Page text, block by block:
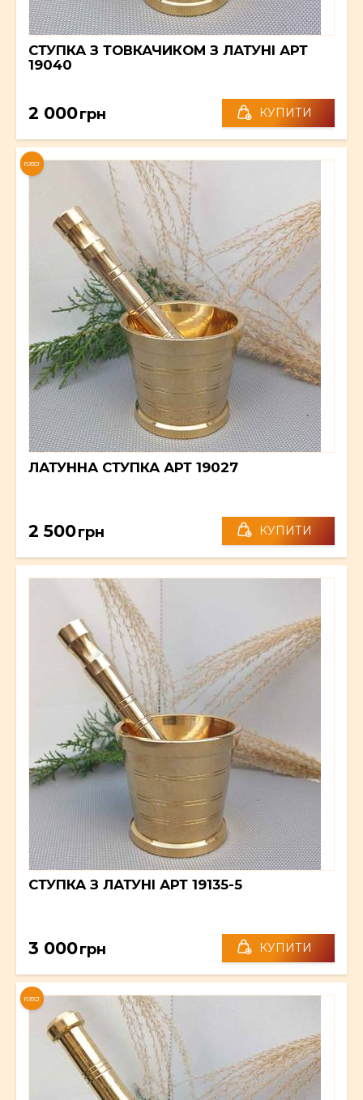
СТУПКА З ТОВКАЧИКОМ З ЛАТУНІ АРТ
19040
2 000грн КУПИТИ
NEW
ЛАТУННА СТУПКА АРТ 19027
2 500грн КУПИТИ
СТУПКА З ЛАТУНІ АРТ 19135-5
3 000грн КУПИТИ
NEW